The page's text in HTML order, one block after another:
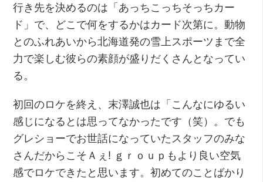
行き先を決めるのは「あっちこっちそっちカー
ド」で、どこで何をするかはカード次第に。動物
とのふれあいから北海道発の雪上スポーツまで全
力で楽しむ彼らの素顔が盛りだくさんとなってい
る。
初回のロケを終え、末澤誠也は「こんなにゆるい
感じになるとは思ってなかったです（笑）。でも
グレショーでお世話になっていたスタッフのみな
さんだからこそＡぇ! ｇｒｏｕｐもより良い空気
感でロケできたと思います。初めてのことばかり